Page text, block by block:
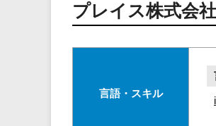
プレイス株式会
言語・スキル